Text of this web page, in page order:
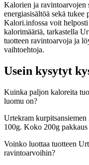
Kalorien ja ravintoarvojen
energiasisältöä sekä
Kalori.infossa voit
kalorimääriä, tarkastella
tuotteen ravintoarvoja ja
vaihtoehtoja.
Usein kysytyt
Kuinka paljon kaloreita
luomu on?
Urtekram
100g. Koko 200g pakkaus
Voinko luottaa tuotteen
ravintoarvoihin?